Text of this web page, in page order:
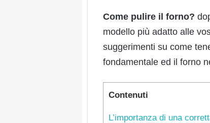
Come pulire il forno?
modello più adatto alle
suggerimenti su come
fondamentale ed il forno
Contenuti
L’importanza di una